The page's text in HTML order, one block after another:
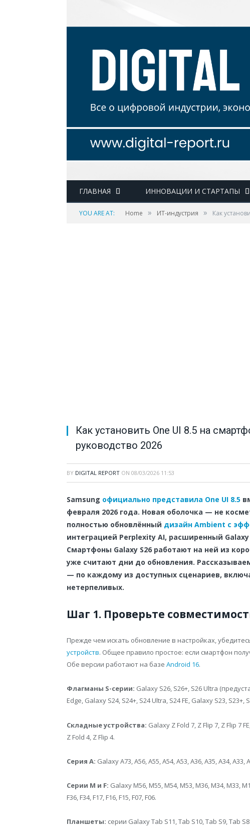
ГЛАВНАЯ ИННОВАЦИИ И СТАРТАПЫ
YOU ARE AT: Home » ИТ-индустрия » Как
Как установить One UI 8.5 на
руководство 2026
BY DIGITAL REPORT ON 08/03/2026 11:53
Samsung официально представила One UI 8.5
февраля 2026 года. Новая оболочка — не
полностью обновлённый дизайн Ambient с
интеграцией Perplexity AI, расширенный
Смартфоны Galaxy S26 работают на ней из
уже считают дни до обновления.
— по каждому из доступных сценариев,
нетерпеливых.
Шаг 1. Проверьте
Прежде чем искать обновление в настройках,
устройств. Общее правило простое: если смартфон
Обе версии работают на базе Android 16.
Флагманы S-серии: Galaxy S26, S26+, S26 Ultra
Edge, Galaxy S24, S24+, S24 Ultra, S24 FE, Galaxy S23, S23+,
Складные устройства: Galaxy Z Fold 7, Z Flip 7, Z Flip 7
Z Fold 4, Z Flip 4.
Серия A: Galaxy A73, A56, A55, A54, A53, A36, A35, A34, A33,
Серии M и F: Galaxy M56, M55, M54, M53, M36, M34, M33,
F36, F34, F17, F16, F15, F07, F06.
Планшеты: серии Galaxy Tab S11, Tab S10, Tab S9, Tab